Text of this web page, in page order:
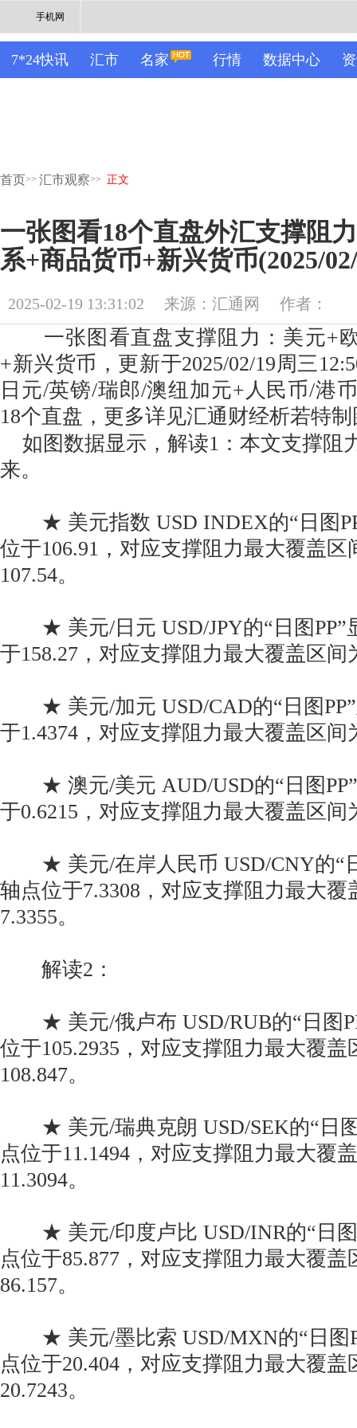
手机网
7*24快讯 汇市 名家 行情 数据中心
首页>> 汇市观察>> 正文
一张图看18个直盘外汇支撑阻
系+商品货币+新兴货币(2025/
2025-02-19 13:31:02 来源：汇通网 作者：
一张图看直盘支撑阻力：美元+
+新兴货币，更新于2025/02/19周三
日元/英镑/瑞郎/澳纽加元+人民币/港
18个直盘，更多详见汇通财经析若特
如图数据显示，解读1：本文支撑阻
来。
★ 美元指数 USD INDEX的“日图
位于106.91，对应支撑阻力最大覆盖区
107.54。
★ 美元/日元 USD/JPY的“日图PP”
于158.27，对应支撑阻力最大覆盖区间
★ 美元/加元 USD/CAD的“日图PP”
于1.4374，对应支撑阻力最大覆盖区间
★ 澳元/美元 AUD/USD的“日图PP”
于0.6215，对应支撑阻力最大覆盖区间
★ 美元/在岸人民币 USD/CNY的“
轴点位于7.3308，对应支撑阻力最大覆
7.3355。
解读2：
★ 美元/俄卢布 USD/RUB的“日图
位于105.2935，对应支撑阻力最大覆盖
108.847。
★ 美元/瑞典克朗 USD/SEK的“日图
点位于11.1494，对应支撑阻力最大覆
11.3094。
★ 美元/印度卢比 USD/INR的“日图
点位于85.877，对应支撑阻力最大覆盖
86.157。
★ 美元/墨比索 USD/MXN的“日图
点位于20.404，对应支撑阻力最大覆盖
20.7243。